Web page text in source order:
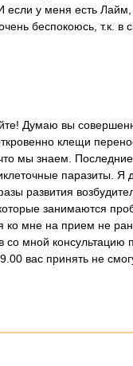
у меня есть
беспокоюсь, т.к. в
Думаю вы
клещи
мы знаем.
паразиты.
развития
занимаются
ко мне на прием не
со мной
вас принять не